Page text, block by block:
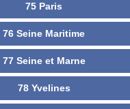
75 Paris
76 Seine Maritime
77 Seine et Marne
78 Yvelines